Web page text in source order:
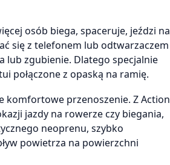
osób biega, spaceruje, jeździ na
się z telefonem lub odtwarzaczem
lub zgubienie. Dlatego specjalnie
połączone z opaską na ramię.
komfortowe przenoszenie. Z Action
jazdy na rowerze czy biegania,
neoprenu, szybko
powietrza na powierzchni